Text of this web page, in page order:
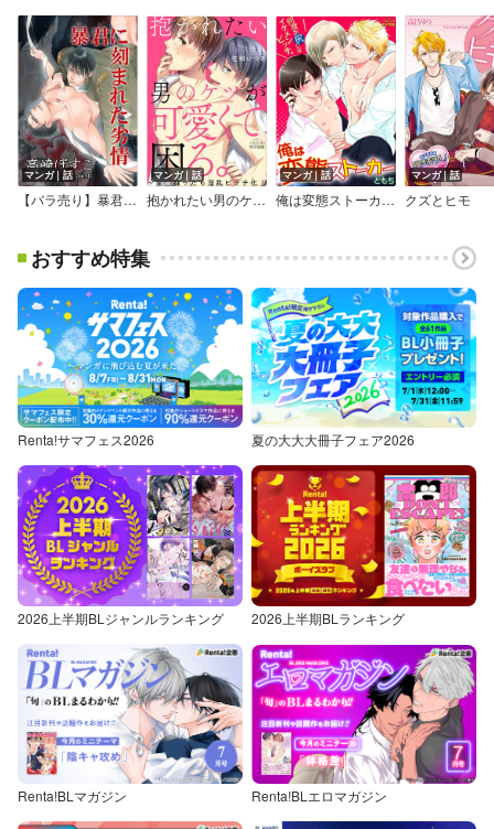
マンガ｜話
【バラ売り】暴君に刻まれた劣情
マンガ｜話
抱かれたい男のケツが可愛くて、困る。～童貞掘ったら淫乱ビッチ化！？
マンガ｜話
俺は変態ストーカー。何故か尻にはイケメンビッチ。
マンガ｜話
クズとヒモ
おすすめ特集
Renta!サマフェス2026 夏の大大大冊子フェア2026
2026上半期BLジャンルランキング 2026上半期BLランキング
Renta!BLマガジン Renta!BLエロマガジン